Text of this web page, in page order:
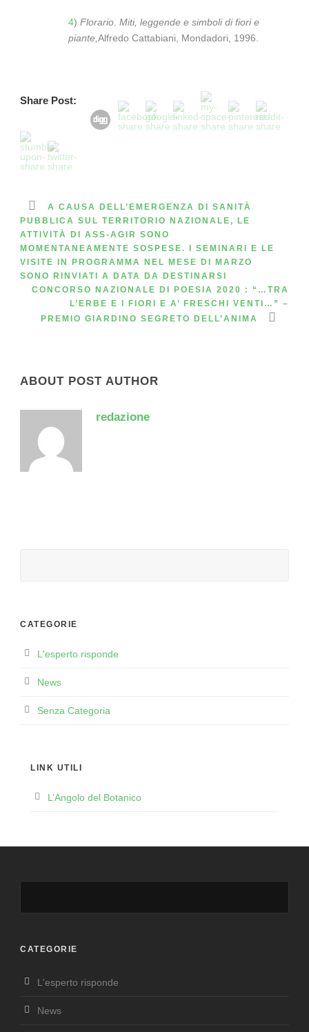
4) Florario Miti, leggende e simboli di fiori e
piante, Alfredo Cattabiani, Mondadori, 1996.
Share Post:
A CAUSA DELL’EMERGENZA DI SANITÀ
PUBBLICA SUL TERRITORIO NAZIONALE, LE
ATTIVITÀ DI ASS-AGIR SONO
MOMENTANEAMENTE SOSPESE. I SEMINARI E LE
VISITE IN PROGRAMMA NEL MESE DI MARZO
SONO RINVIATI A DATA DA DESTINARSI
CONCORSO NAZIONALE DI POESIA 2020 : “…TRA
L’ERBE E I FIORI E A’ FRESCHI VENTI…” –
PREMIO GIARDINO SEGRETO DELL’ANIMA
ABOUT POST AUTHOR
redazione
CATEGORIE
L'esperto risponde
News
Senza Categoria
LINK UTILI
L’Angolo del Botanico
CATEGORIE
L'esperto risponde
News